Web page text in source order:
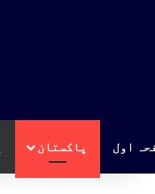
اول پاکستان